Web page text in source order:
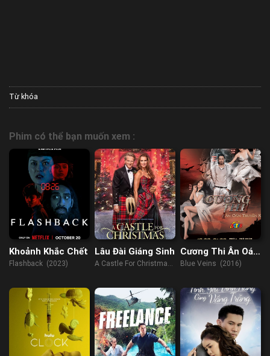
Từ khóa
Phim có thể bạn muốn xem :
Khoảnh Khắc Chết
Flashback (2023)
Lâu Đài Giáng Sinh
A Castle For Christmas
Cương Thi Ân Oán
Truyền Kiếp
Blue Veins (2016)